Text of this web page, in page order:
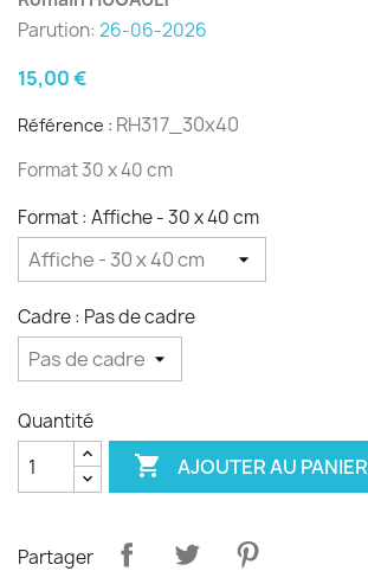
Parution: 26-06-2026
15,00 €
Référence : RH317_30x40
Format 30 x 40 cm
Format : Affiche - 30 x 40 cm
Cadre : Pas de cadre
Quantité
 AJOUTER AU PANIER
Partager